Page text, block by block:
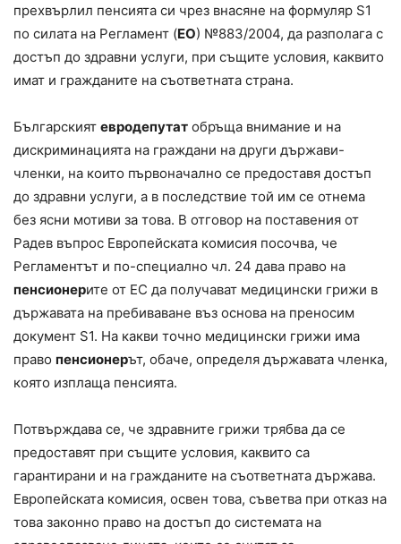
прехвърлил пенсията си чрез внасяне на формуляр S1
по силата на Регламент (ЕО) №883/2004, да разполага с
достъп до здравни услуги, при същите условия, каквито
имат и гражданите на съответната страна.
Българският евродепутат обръща внимание и на
дискриминацията на граждани на други държави-
членки, на които първоначално се предоставя достъп
до здравни услуги, а в последствие той им се отнема
без ясни мотиви за това. В отговор на поставения от
Радев въпрос Европейската комисия посочва, че
Регламентът и по-специално чл. 24 дава право на
пенсионерите от ЕС да получават медицински грижи в
държавата на пребиваване въз основа на преносим
документ S1. На какви точно медицински грижи има
право пенсионерът, обаче, определя държавата членка,
която изплаща пенсията.
Потвърждава се, че здравните грижи трябва да се
предоставят при същите условия, каквито са
гарантирани и на гражданите на съответната държава.
Европейската комисия, освен това, съветва при отказ на
това законно право на достъп до системата на